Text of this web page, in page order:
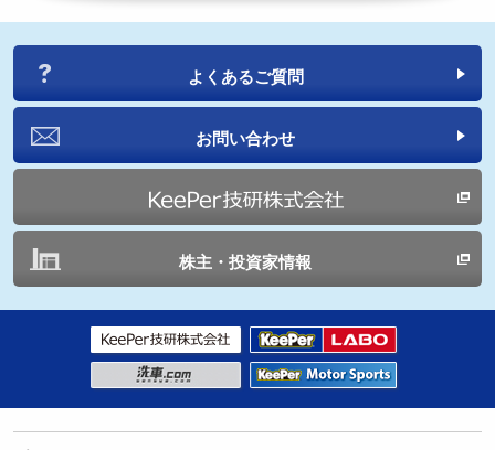
よくあるご質問
お問い合わせ
株主・投資家情報